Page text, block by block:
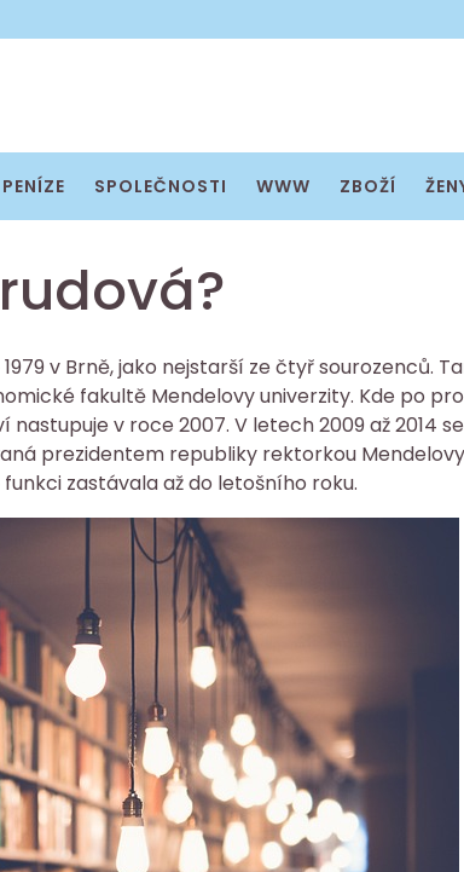
PENÍZE SPOLEČNOSTI WWW ZBOŽÍ
v Brně, jako nejstarší ze čtyř sourozenců.
fakultě Mendelovy univerzity. Kde po
v roce 2007. V letech 2009 až 2014
prezidentem republiky rektorkou
zastávala až do letošního roku.